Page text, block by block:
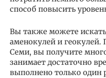
способ повысить
Вы также можете
аменокулей и геокулей.
Семи, вы получите
занимает достаточно
выполнено только один